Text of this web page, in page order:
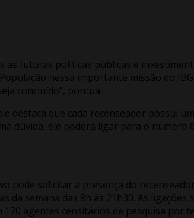
as futuras políticas públicas e
nessa importante missão do
concluído”, pontua.
destaca que cada recenseador possui
dúvida, ele poderá ligar para o número
pode solicitar a presença do
semana das 8h às 21h30. As ligações
120 agentes censitários de pesquisa por